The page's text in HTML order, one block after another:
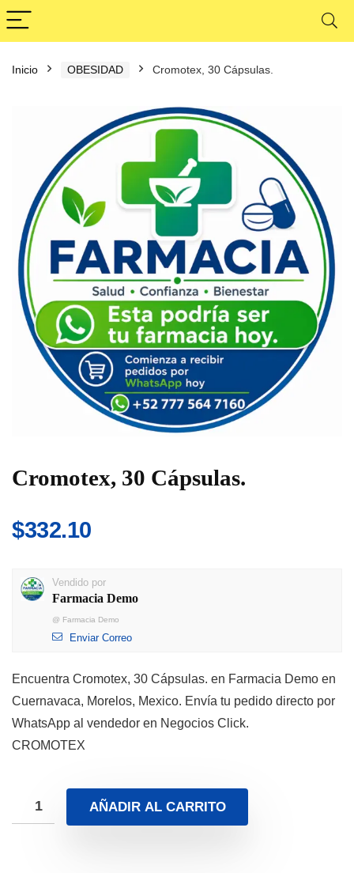
Inicio OBESIDAD Cromotex, 30 Cápsulas.
Cromotex, 30 Cápsulas.
$332.10
Vendido por
Farmacia Demo
@ Farmacia Demo
Enviar Correo
Encuentra Cromotex, 30 Cápsulas. en Farmacia Demo en
Cuernavaca, Morelos, Mexico. Envía tu pedido directo por
WhatsApp al vendedor en Negocios Click.
CROMOTEX
AÑADIR AL CARRITO